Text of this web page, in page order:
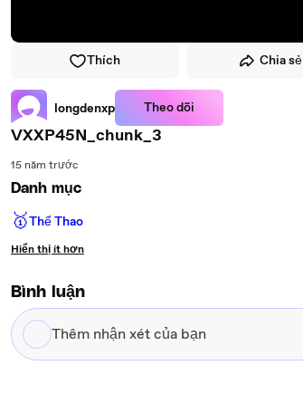
Thích Chia sẻ
longdenxp Theo dõi
VXXP45N_chunk_3
15 năm trước
Danh mục
🥇Thể Thao
Hiển thị ít hơn
Bình luận
Thêm
nhận